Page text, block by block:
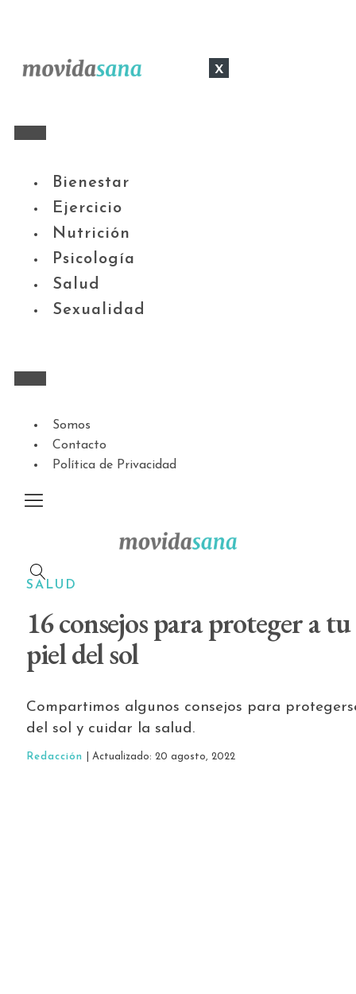
x
Bienestar
Ejercicio
Nutrición
Psicología
Salud
Sexualidad
Somos
Contacto
Política de Privacidad
SALUD
16 consejos para proteger a tu
piel del sol
Compartimos algunos consejos para
del sol y cuidar la salud.
Redacción | Actualizado: 20 agosto, 2022